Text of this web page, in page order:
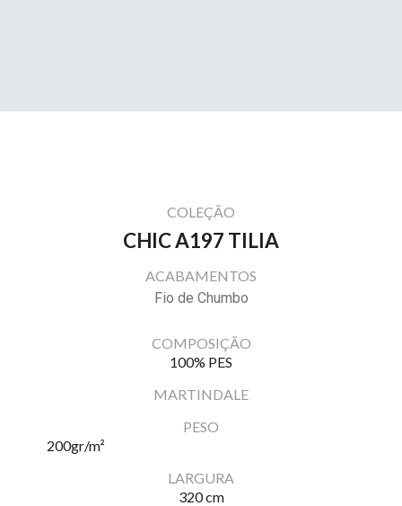
COLEÇÃO
CHIC A197 TILIA
ACABAMENTOS
Fio de Chumbo
COMPOSIÇÃO
100% PES
MARTINDALE
PESO
200gr/m²
LARGURA
320 cm